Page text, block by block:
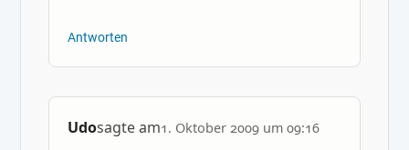
Antworten
Udosagte am1. Oktober 2009 um 09:16